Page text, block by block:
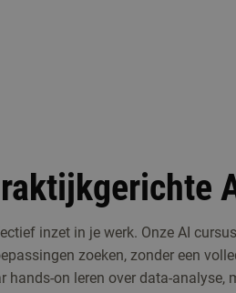
inzet in je werk. Onze AI
zoeken, zonder een
hands-on leren over data-analyse,